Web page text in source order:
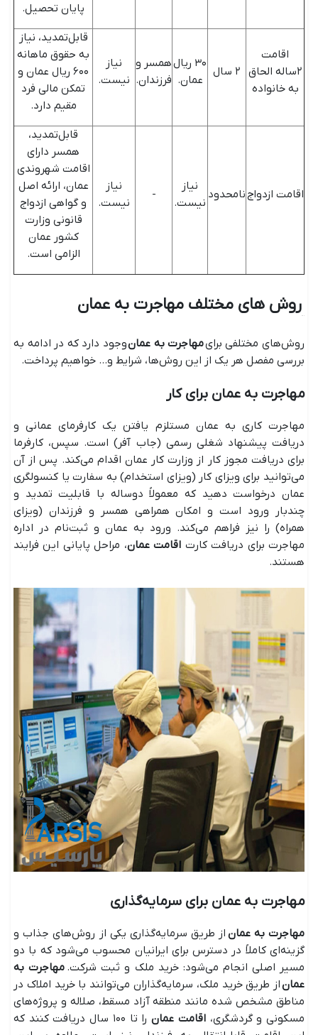
پایان تحصیل.
اقامت
۲ساله الحاق
به خانواده
۲ سال
۳۰ ریال
عمان.
همسر و
فرزندان.
نیاز
نیست.
قابل‌تمدید، نیاز
به حقوق ماهانه
۶۰۰ ریال عمان و
تمکن مالی فرد
مقیم دارد.
اقامت ازدواجنامحدود
نیاز
نیست.
-
نیاز
نیست.
قابل‌تمدید،
همسر دارای
اقامت شهروندی
عمان، ارائه اصل
و گواهی ازدواج
قانونی وزارت
کشور عمان
الزامی است.
روش های مختلف مهاجرت به عمان
روش‌های مختلفی برایمهاجرت به عمانوجود دارد که در ادامه به
بررسی مفصل هر یک از این روش‌ها، شرایط و... خواهیم پرداخت.
مهاجرت به عمان برای کار
مهاجرت کاری به عمان مستلزم یافتن یک کارفرمای عمانی و
دریافت پیشنهاد شغلی رسمی (جاب آفر) است. سپس، کارفرما
برای دریافت مجوز کار از وزارت کار عمان اقدام می‌کند. پس از آن
می‌توانید برای ویزای کار (ویزای استخدام) به سفارت یا کنسولگری
عمان درخواست دهید که معمولاً دوساله با قابلیت تمدید و
چندبار ورود است و امکان همراهی همسر و فرزندان (ویزای
همراه) را نیز فراهم می‌کند. ورود به عمان و ثبت‌نام در اداره
مهاجرت برای دریافت کارت اقامت عمان، مراحل پایانی این فرایند
هستند.
مهاجرت به عمان برای سرمایه‌گذاری
مهاجرت به عمان از طریق سرمایه‌گذاری یکی از روش‌های جذاب و
گزینه‌ای کاملاً در دسترس برای ایرانیان محسوب می‌شود که با دو
مسیر اصلی انجام می‌شود: خرید ملک و ثبت شرکت. مهاجرت به
عماناز طریق خرید ملک، سرمایه‌گذاران می‌توانند با خرید املاک در
مناطق مشخص شده مانند منطقه آزاد مسقط، صلاله و پروژه‌های
مسکونی و گردشگری،اقامت عمان
را تا ۱۰۰ سال دریافت کنند که